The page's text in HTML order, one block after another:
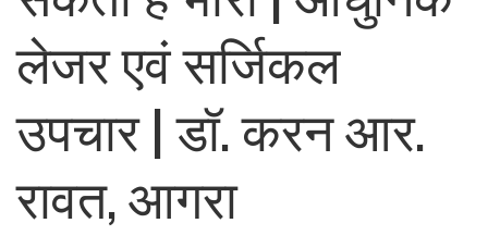
लेजर एवं सर्जिकल
उपचार | डॉ. करन आर.
रावत, आगरा